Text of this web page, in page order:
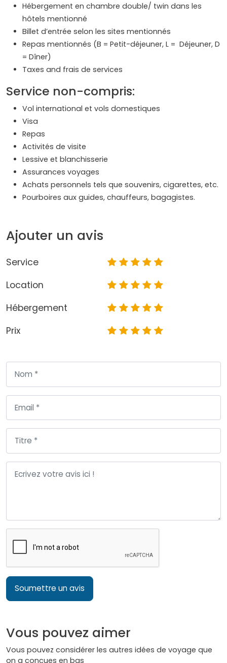
Hébergement en chambre double/ twin dans les
hôtels mentionné
Billet d’entrée selon les sites mentionnés
Repas mentionnés (B = Petit-déjeuner, L = Déjeuner, D
= Dîner)
Taxes and frais de services
Service non-compris:
Vol international et vols domestiques
Visa
Repas
Activités de visite
Lessive et blanchisserie
Assurances voyages
Achats personnels tels que souvenirs, cigarettes, etc.
Pourboires aux guides, chauffeurs, bagagistes.
Ajouter un avis
Service
Location
Hébergement
Prix
Soumettre un avis
Vous pouvez aimer
Vous pouvez considérer les autres idées de voyage que
on a conçues en bas